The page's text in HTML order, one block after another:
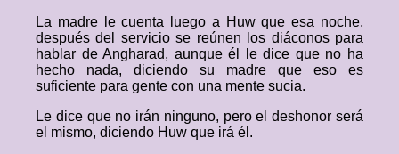
La madre le cuenta luego a Huw que esa noche,
después del servicio se reúnen los diáconos para
hablar de Angharad, aunque él le dice que no ha
hecho nada, diciendo su madre que eso es
suficiente para gente con una mente sucia.
Le dice que no irán ninguno, pero el deshonor será
el mismo, diciendo Huw que irá él.